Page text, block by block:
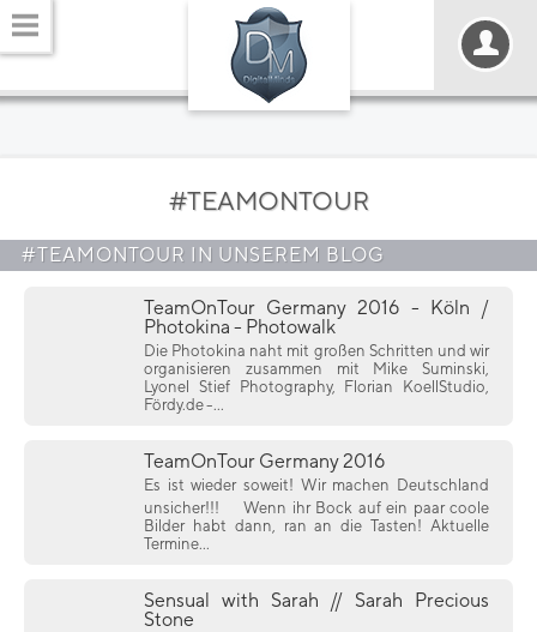
#TEAMONTOUR
#TEAMONTOUR IN UNSEREM BLOG
TeamOnTour Germany 2016 - Köln /
Photokina - Photowalk
Die Photokina naht mit großen Schritten und wir
organisieren zusammen mit Mike Suminski,
Lyonel Stief Photography, Florian KoellStudio,
Fördy.de -...
TeamOnTour Germany 2016
Es ist wieder soweit! Wir machen Deutschland
unsicher!!!
Wenn ihr Bock auf ein paar coole
Bilder habt dann, ran an die Tasten! Aktuelle
Termine...
Sensual with Sarah // Sarah Precious
Stone